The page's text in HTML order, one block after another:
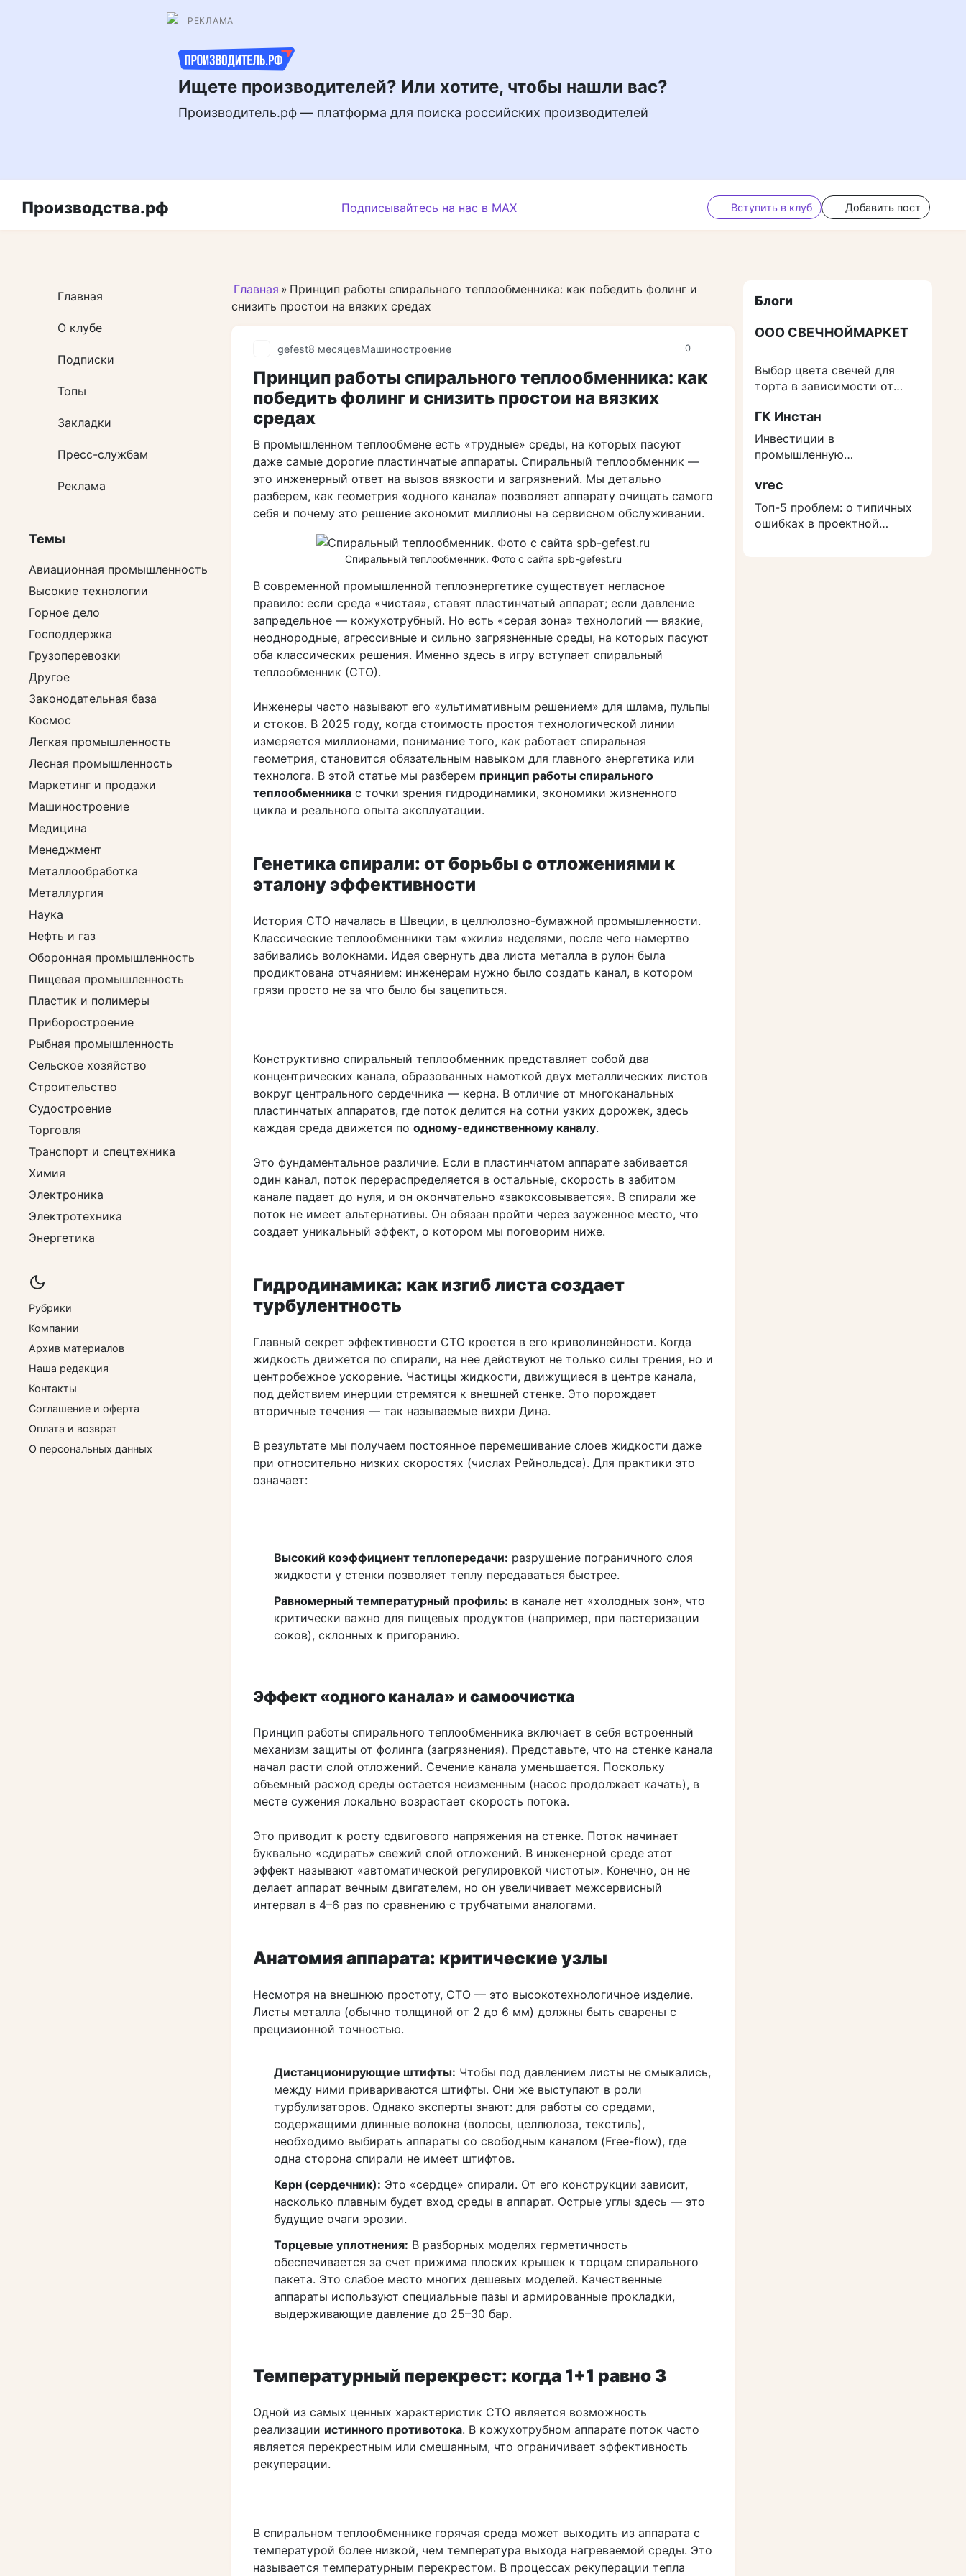
РЕКЛАМА
Ищете производителей? Или хотите, чтобы нашли вас?
Производитель.рф — платформа для поиска российских производителей
Производства.рф Подписывайтесь на нас в MAX Вступить в клуб Добавить пост
Главная » Принцип работы спирального теплообменника: как победить фолинг и
снизить простои на вязких средах
0
gefest8 месяцевМашиностроение
Принцип работы спирального теплообменника: как
победить фолинг и снизить простои на вязких
средах
В промышленном теплообмене есть «трудные» среды, на которых пасуют
даже самые дорогие пластинчатые аппараты. Спиральный теплообменник —
это инженерный ответ на вызов вязкости и загрязнений. Мы детально
разберем, как геометрия «одного канала» позволяет аппарату очищать самого
себя и почему это решение экономит миллионы на сервисном обслуживании.
Спиральный теплообменник. Фото с сайта spb-gefest.ru
В современной промышленной теплоэнергетике существует негласное
правило: если среда «чистая», ставят пластинчатый аппарат; если давление
запредельное — кожухотрубный. Но есть «серая зона» технологий — вязкие,
неоднородные, агрессивные и сильно загрязненные среды, на которых пасуют
оба классических решения. Именно здесь в игру вступает спиральный
теплообменник (СТО).
Инженеры часто называют его «ультимативным решением» для шлама, пульпы
и стоков. В 2025 году, когда стоимость простоя технологической линии
измеряется миллионами, понимание того, как работает спиральная
геометрия, становится обязательным навыком для главного энергетика или
технолога. В этой статье мы разберем принцип работы спирального
теплообменника с точки зрения гидродинамики, экономики жизненного
цикла и реального опыта эксплуатации.
Генетика спирали: от борьбы с отложениями к
эталону эффективности
История СТО началась в Швеции, в целлюлозно-бумажной промышленности.
Классические теплообменники там «жили» неделями, после чего намертво
забивались волокнами. Идея свернуть два листа металла в рулон была
продиктована отчаянием: инженерам нужно было создать канал, в котором
грязи просто не за что было бы зацепиться.
Конструктивно спиральный теплообменник представляет собой два
концентрических канала, образованных намоткой двух металлических листов
вокруг центрального сердечника — керна. В отличие от многоканальных
пластинчатых аппаратов, где поток делится на сотни узких дорожек, здесь
каждая среда движется по одному-единственному каналу.
Это фундаментальное различие. Если в пластинчатом аппарате забивается
один канал, поток перераспределяется в остальные, скорость в забитом
канале падает до нуля, и он окончательно «закоксовывается». В спирали же
поток не имеет альтернативы. Он обязан пройти через зауженное место, что
создает уникальный эффект, о котором мы поговорим ниже.
Гидродинамика: как изгиб листа создает
турбулентность
Главный секрет эффективности СТО кроется в его криволинейности. Когда
жидкость движется по спирали, на нее действуют не только силы трения, но и
центробежное ускорение. Частицы жидкости, движущиеся в центре канала,
под действием инерции стремятся к внешней стенке. Это порождает
вторичные течения — так называемые вихри Дина.
В результате мы получаем постоянное перемешивание слоев жидкости даже
при относительно низких скоростях (числах Рейнольдса). Для практики это
означает:
Высокий коэффициент теплопередачи: разрушение пограничного слоя
жидкости у стенки позволяет теплу передаваться быстрее.
Равномерный температурный профиль: в канале нет «холодных зон», что
критически важно для пищевых продуктов (например, при пастеризации
соков), склонных к пригоранию.
Эффект «одного канала» и самоочистка
Принцип работы спирального теплообменника включает в себя встроенный
механизм защиты от фолинга (загрязнения). Представьте, что на стенке канала
начал расти слой отложений. Сечение канала уменьшается. Поскольку
объемный расход среды остается неизменным (насос продолжает качать), в
месте сужения локально возрастает скорость потока.
Это приводит к росту сдвигового напряжения на стенке. Поток начинает
буквально «сдирать» свежий слой отложений. В инженерной среде этот
эффект называют «автоматической регулировкой чистоты». Конечно, он не
делает аппарат вечным двигателем, но он увеличивает межсервисный
интервал в 4–6 раз по сравнению с трубчатыми аналогами.
Анатомия аппарата: критические узлы
Несмотря на внешнюю простоту, СТО — это высокотехнологичное изделие.
Листы металла (обычно толщиной от 2 до 6 мм) должны быть сварены с
прецизионной точностью.
Дистанционирующие штифты: Чтобы под давлением листы не смыкались,
между ними привариваются штифты. Они же выступают в роли
турбулизаторов. Однако эксперты знают: для работы со средами,
содержащими длинные волокна (волосы, целлюлоза, текстиль),
необходимо выбирать аппараты со свободным каналом (Free-flow), где
одна сторона спирали не имеет штифтов.
Керн (сердечник): Это «сердце» спирали. От его конструкции зависит,
насколько плавным будет вход среды в аппарат. Острые углы здесь — это
будущие очаги эрозии.
Торцевые уплотнения: В разборных моделях герметичность
обеспечивается за счет прижима плоских крышек к торцам спирального
пакета. Это слабое место многих дешевых моделей. Качественные
аппараты используют специальные пазы и армированные прокладки,
выдерживающие давление до 25–30 бар.
Температурный перекрест: когда 1+1 равно 3
Одной из самых ценных характеристик СТО является возможность
реализации истинного противотока. В кожухотрубном аппарате поток часто
является перекрестным или смешанным, что ограничивает эффективность
рекуперации.
В спиральном теплообменнике горячая среда может выходить из аппарата с
температурой более низкой, чем температура выхода нагреваемой среды. Это
называется температурным перекрестом. В процессах рекуперации тепла
Главная
О клубе
Подписки
Топы
Закладки
Пресс-службам
Реклама
Темы
Авиационная промышленность
Высокие технологии
Горное дело
Господдержка
Грузоперевозки
Другое
Законодательная база
Космос
Легкая промышленность
Лесная промышленность
Маркетинг и продажи
Машиностроение
Медицина
Менеджмент
Металлообработка
Металлургия
Наука
Нефть и газ
Оборонная промышленность
Пищевая промышленность
Пластик и полимеры
Приборостроение
Рыбная промышленность
Сельское хозяйство
Строительство
Судостроение
Торговля
Транспорт и спецтехника
Химия
Электроника
Электротехника
Энергетика
Рубрики
Компании
Архив материалов
Наша редакция
Контакты
Соглашение и оферта
Оплата и возврат
О персональных данных
Блоги
ООО СВЕЧНОЙМАРКЕТ
Выбор цвета свечей для
торта в зависимости от
ГК Инстан
Инвестиции в
промышленную
защититься от роста
расходов на строительство
vrec
Топ-5 проблем: о типичных
ошибках в проектной